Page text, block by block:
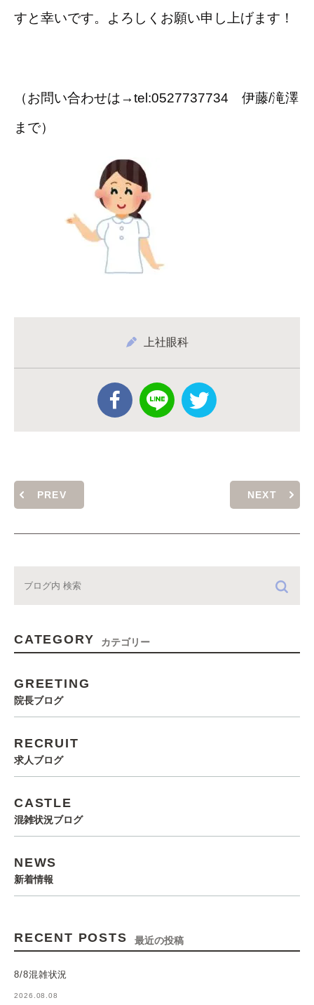
すと幸いです。よろしくお願い申し上げます！
（お問い合わせは→tel:0527737734 伊藤/滝澤
まで）
上社眼科
PREV NEXT
CATEGORY カテゴリー
GREETING
院長ブログ
RECRUIT
求人ブログ
CASTLE
混雑状況ブログ
NEWS
新着情報
RECENT POSTS 最近の投稿
8/8混雑状況
2026.08.08